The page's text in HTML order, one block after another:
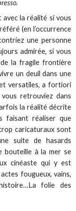
la réalité si vous
(en l’occurrence
une personne
admirée, si vous
la fragile frontière
un deuil dans une
versatiles, a fortiori
retrouviez dans
la réalité décrite
faisant réaliser que
caricaturaux sont
suite de hasards
bouteille à la mer se
cinéaste qui y est
fougueux, vains,
folie des